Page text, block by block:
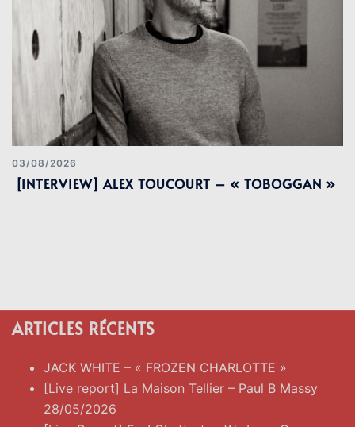
03/08/2026
[INTERVIEW] ALEX TOUCOURT – « TOBOGGAN »
ARTICLES RÉCENTS
JACK WHITE – « FROZEN CHARLOTTE »
[Live report] La Maison Tellier – Paul B Massy
28/05/2026